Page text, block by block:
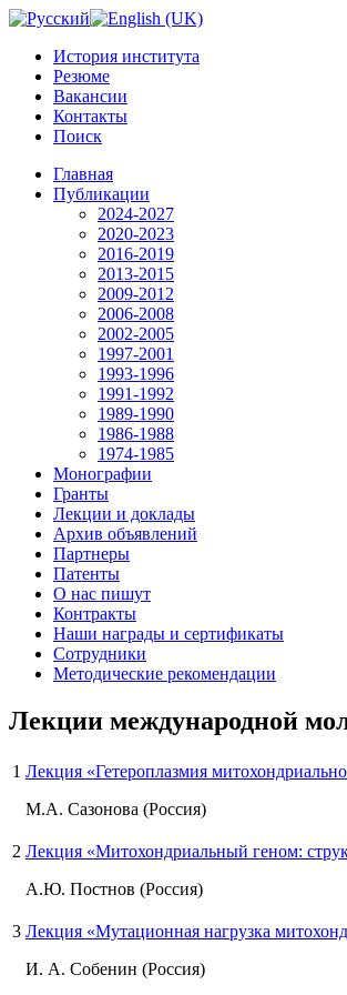
История института
Резюме
Вакансии
Контакты
Поиск
Главная
Публикации
2024-2027
2020-2023
2016-2019
2013-2015
2009-2012
2006-2008
2002-2005
1997-2001
1993-1996
1991-1992
1989-1990
1986-1988
1974-1985
Монографии
Гранты
Лекции и доклады
Архив объявлений
Партнеры
Патенты
О нас пишут
Контракты
Наши награды и сертификаты
Сотрудники
Методические рекомендации
Лекции международной
1 Лекция «Гетероплазмия
М.А. Сазонова (Россия)
2 Лекция «Митохондриальный геном:
А.Ю. Постнов (Россия)
3 Лекция «Мутационная нагрузка
И. А. Собенин (Россия)